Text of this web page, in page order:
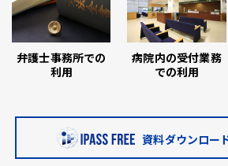
弁護士事務所での
利用
病院内の受付業務
での利用
資料ダウンロー